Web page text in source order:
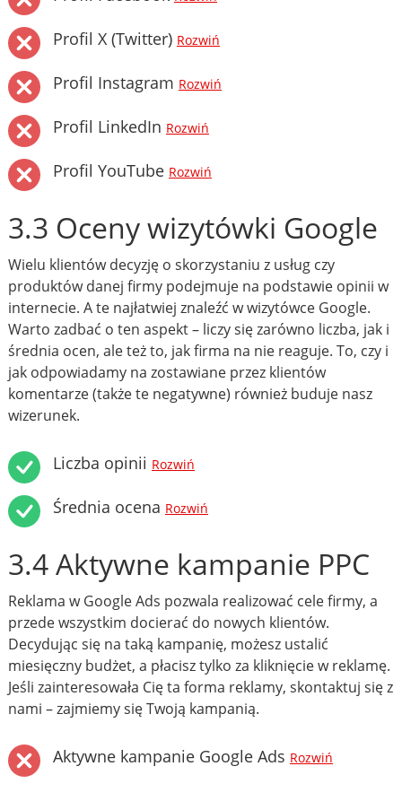
Profil X (Twitter) Rozwiń
Profil Instagram Rozwiń
Profil LinkedIn Rozwiń
Profil YouTube Rozwiń
3.3 Oceny wizytówki Google
Wielu klientów decyzję o skorzystaniu z usług czy
produktów danej firmy podejmuje na podstawie opinii w
internecie. A te najłatwiej znaleźć w wizytówce Google.
Warto zadbać o ten aspekt – liczy się zarówno liczba, jak i
średnia ocen, ale też to, jak firma na nie reaguje. To, czy i
jak odpowiadamy na zostawiane przez klientów
komentarze (także te negatywne) również buduje nasz
wizerunek.
Liczba opinii Rozwiń
Średnia ocena Rozwiń
3.4 Aktywne kampanie PPC
Reklama w Google Ads pozwala realizować cele firmy, a
przede wszystkim docierać do nowych klientów.
Decydując się na taką kampanię, możesz ustalić
miesięczny budżet, a płacisz tylko za kliknięcie w reklamę.
Jeśli zainteresowała Cię ta forma reklamy, skontaktuj się z
nami – zajmiemy się Twoją kampanią.
Aktywne kampanie Google Ads Rozwiń